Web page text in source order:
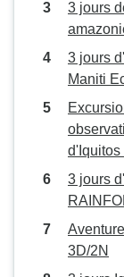
3 jours
3 jours
Maniti
d'Iquitos
3 jours
3D/2N